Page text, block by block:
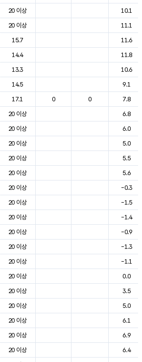
20 이상
10.1
20 이상
11.1
15.7
11.6
14.4
11.8
13.3
10.6
14.5
9.1
17.1 0 0
7.8
20 이상
6.8
20 이상
6.0
20 이상
5.0
20 이상
5.5
20 이상
5.6
20 이상
-0.3
20 이상
-1.5
20 이상
-1.4
20 이상
-0.9
20 이상
-1.3
20 이상
-1.1
20 이상
0.0
20 이상
3.5
20 이상
5.0
20 이상
6.1
20 이상
6.9
20 이상
6.4